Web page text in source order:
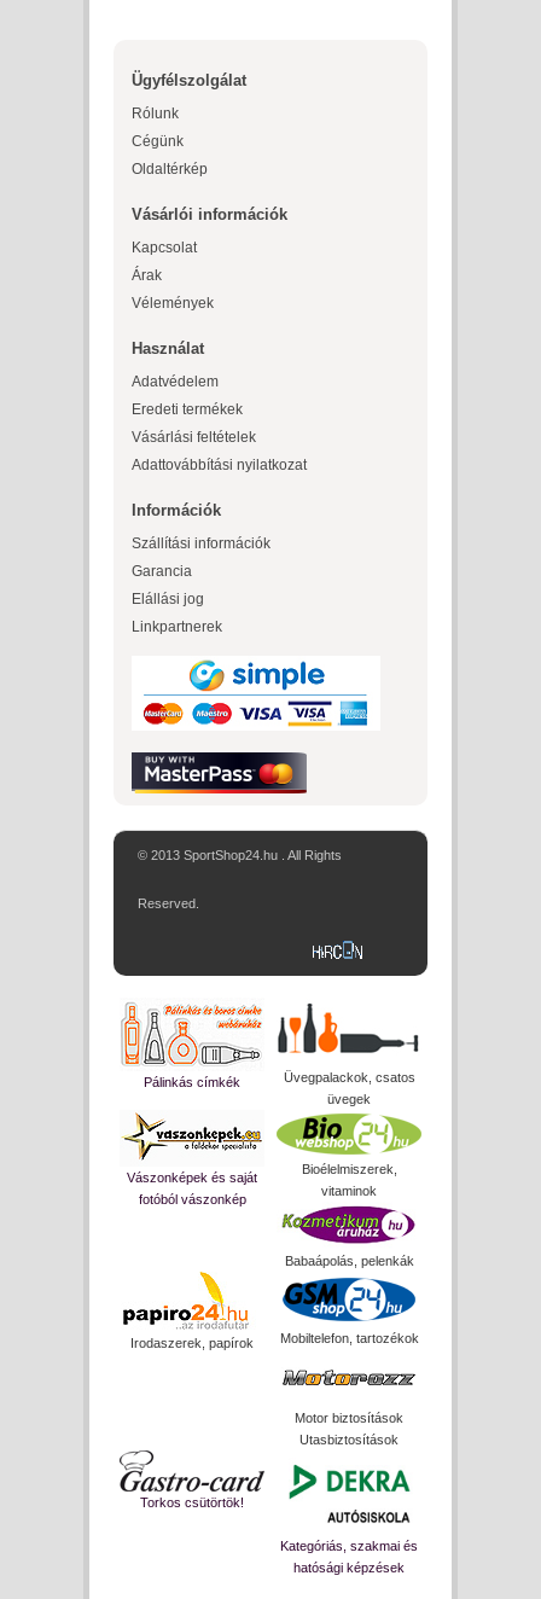
Ügyfélszolgálat
Rólunk
Cégünk
Oldaltérkép
Vásárlói információk
Kapcsolat
Árak
Vélemények
Használat
Adatvédelem
Eredeti termékek
Vásárlási feltételek
Adattovábbítási nyilatkozat
Információk
Szállítási információk
Garancia
Elállási jog
Linkpartnerek
© 2013 SportShop24.hu . All Rights
Reserved.
Pálinkás címkék
Üvegpalackok, csatos
üvegek
Vászonképek és saját
fotóból vászonkép
Bioélelmiszerek,
vitaminok
Babaápolás, pelenkák
Irodaszerek, papírok Mobiltelefon, tartozékok
Motor biztosítások
Utasbiztosítások
Torkos csütörtök!
Kategóriás, szakmai és
hatósági képzések